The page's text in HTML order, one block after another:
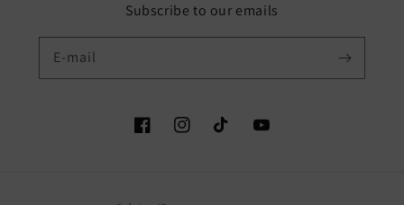
Subscribe to our emails
E-mail
FacebookInstagramTikTok YouTube